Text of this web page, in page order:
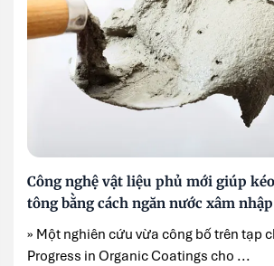
Công nghệ vật liệu phủ mới giúp
tông bằng cách ngăn nước xâm nhập
» Một nghiên cứu vừa công bố trên tạp
Progress in Organic Coatings cho ...